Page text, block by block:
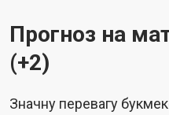
Прогноз на
(+2)
Значну перевагу